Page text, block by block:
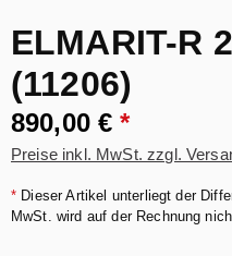
ELMARIT-R
(11206)
890,00 €*
Preise inkl. MwSt. zzgl.
* Dieser Artikel unterliegt der
MwSt. wird auf der Rechnung